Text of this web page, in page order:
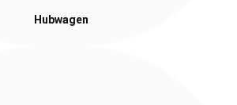
Hubwagen